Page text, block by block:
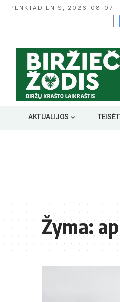
PENKTADIENIS, 2026-08-07
AKTUALIJOS
Žyma: